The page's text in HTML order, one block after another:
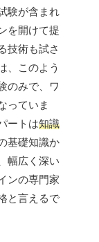
験が含まれ
を開けて提
技術も試さ
、このよう
のみで、ワ
っていま
ートは知識
基礎知識か
幅広く深い
ンの専門家
と言えるで